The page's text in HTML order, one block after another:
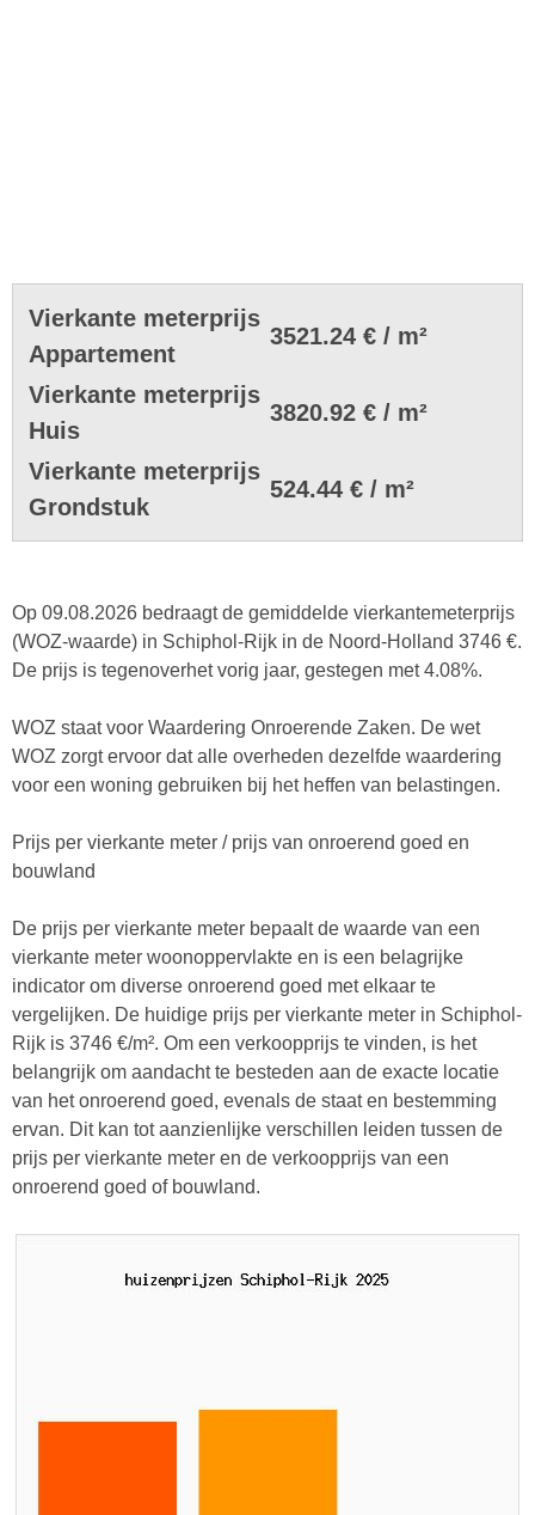
Vierkante meterprijs
Appartement
3521.24 € / m²
Vierkante meterprijs
Huis
3820.92 € / m²
Vierkante meterprijs
Grondstuk
524.44 € / m²
Op 09.08.2026 bedraagt de gemiddelde vierkantemeterprijs
(WOZ-waarde) in Schiphol-Rijk in de Noord-Holland 3746 €.
De prijs is tegenoverhet vorig jaar, gestegen met 4.08%.
WOZ staat voor Waardering Onroerende Zaken. De wet
WOZ zorgt ervoor dat alle overheden dezelfde waardering
voor een woning gebruiken bij het heffen van belastingen.
Prijs per vierkante meter / prijs van onroerend goed en
bouwland
De prijs per vierkante meter bepaalt de waarde van een
vierkante meter woonoppervlakte en is een belagrijke
indicator om diverse onroerend goed met elkaar te
vergelijken. De huidige prijs per vierkante meter in Schiphol-
Rijk is 3746 €/m². Om een verkoopprijs te vinden, is het
belangrijk om aandacht te besteden aan de exacte locatie
van het onroerend goed, evenals de staat en bestemming
ervan. Dit kan tot aanzienlijke verschillen leiden tussen de
prijs per vierkante meter en de verkoopprijs van een
onroerend goed of bouwland.